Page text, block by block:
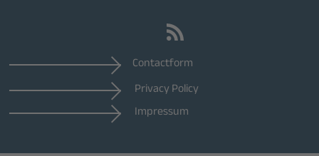
Contactform
Privacy Policy
Impressum